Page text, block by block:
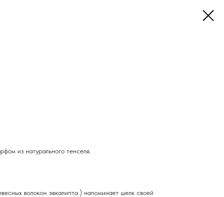
из натурального тенселя.
волокон эвкалипта ) напоминает шелк своей